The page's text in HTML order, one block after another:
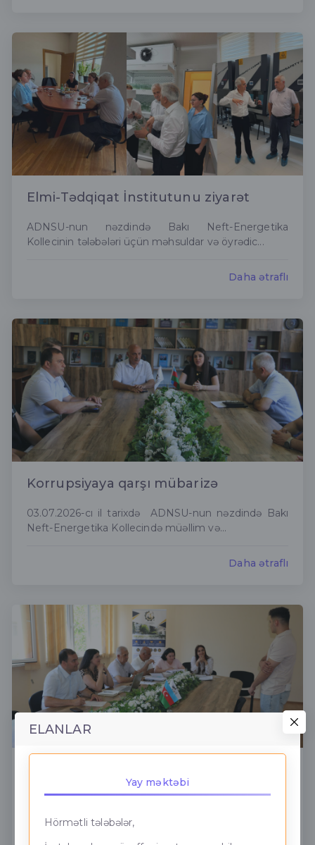
Elmi-Tədqiqat İnstitutunu ziyarət
ADNSU-nun nəzdində Bakı Neft-Energetika
Kollecinin tələbələri üçün məhsuldar və öyrədic...
Daha ətraflı
Korrupsiyaya qarşı mübarizə
03.07.2026-cı il tarixdə ADNSU-nun nəzdində Bakı
Neft-Energetika Kollecində müəllim və...
Daha ətraflı
ADNSU-nun nəzdində Bakı Neft-Energetika
ELANLAR
Yay məktəbi
Hörmətli tələbələr,